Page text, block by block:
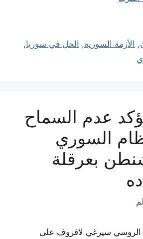
, الأزمة السورية, الحل في سوريا,
عدم السماح
السوري
بعرقلة
الروسي سيرغي لافروف على